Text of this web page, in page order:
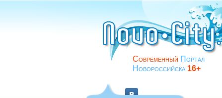
Современный Портал
Новороссийска 16+